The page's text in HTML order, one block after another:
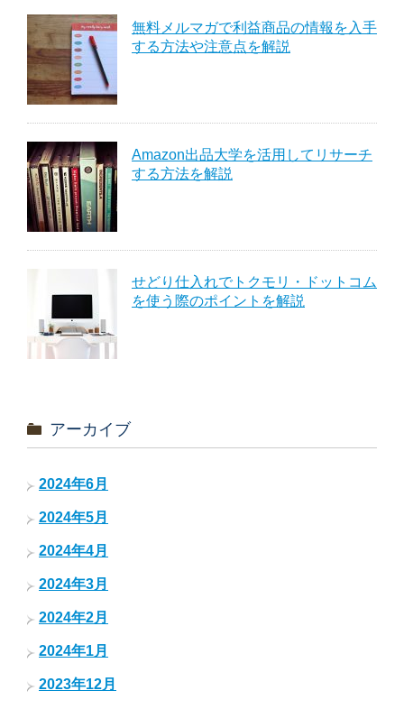
無料メルマガで利益商品の情報を入手
する方法や注意点を解説
Amazon出品大学を活用してリサーチ
する方法を解説
せどり仕入れでトクモリ・ドットコム
を使う際のポイントを解説
アーカイブ
2024年6月
2024年5月
2024年4月
2024年3月
2024年2月
2024年1月
2023年12月